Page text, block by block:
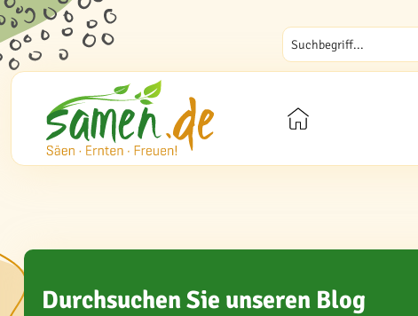
Durchsuchen Sie unseren Blog